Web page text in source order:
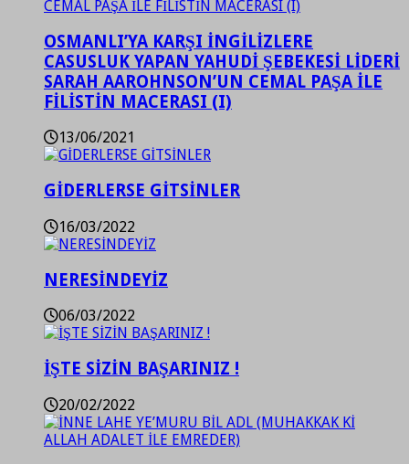
OSMANLI’YA KARŞI İNGİLİZLERE
CASUSLUK YAPAN YAHUDİ ŞEBEKESİ LİDERİ
SARAH AAROHNSON’UN CEMAL PAŞA İLE
FİLİSTİN MACERASI (I)
13/06/2021
GİDERLERSE GİTSİNLER
16/03/2022
NERESİNDEYİZ
06/03/2022
İŞTE SİZİN BAŞARINIZ !
20/02/2022